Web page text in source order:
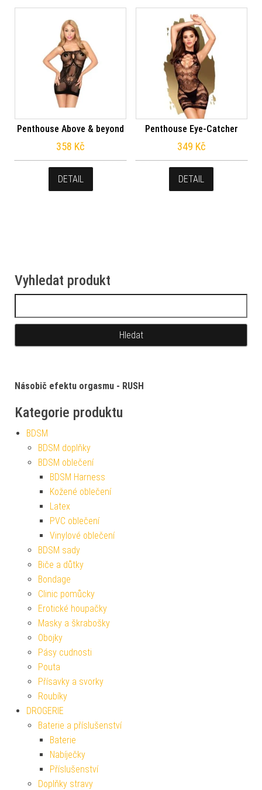
Penthouse Above & beyond
358 Kč
DETAIL
Penthouse Eye-Catcher
349 Kč
DETAIL
Vyhledat produkt
Násobič efektu orgasmu - RUSH
Kategorie produktu
BDSM
BDSM doplňky
BDSM oblečení
BDSM Harness
Kožené oblečení
Latex
PVC oblečení
Vinylové oblečení
BDSM sady
Biče a důtky
Bondage
Clinic pomůcky
Erotické houpačky
Masky a škrabošky
Obojky
Pásy cudnosti
Pouta
Přísavky a svorky
Roubíky
DROGERIE
Baterie a příslušenství
Baterie
Nabíječky
Příslušenství
Doplňky stravy